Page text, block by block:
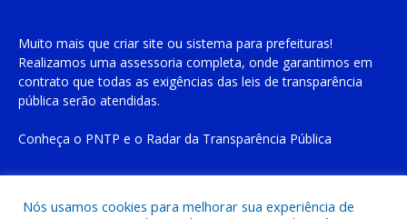
Muito mais que criar site ou sistema para prefeituras!
Realizamos uma assessoria completa, onde garantimos em
contrato que todas as exigências das leis de transparência
pública serão atendidas.
Conheça o PNTP e o Radar da Transparência Pública
Nós usamos cookies para melhorar sua experiência de